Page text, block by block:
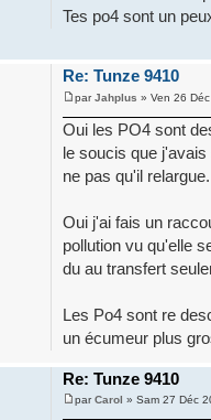
Tes po4 sont un
Re: Tunze 9410
parJahplus » Ven 26
Oui les PO4 sont
le soucis que
ne pas qu'il relargue.
Oui j'ai fais un
pollution vu qu'elle
du au transfert
Les Po4 sont re
un écumeur plus
Re: Tunze 9410
parCarol » Sam 27 Déc